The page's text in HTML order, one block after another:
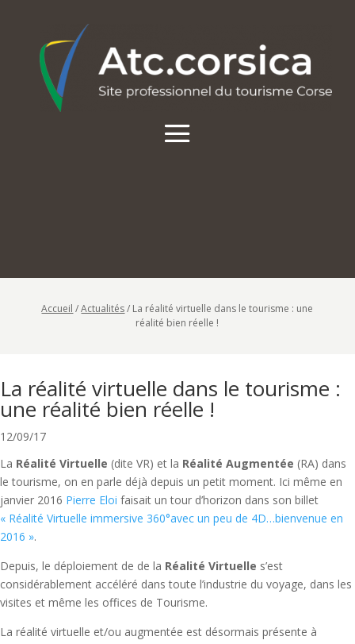
Accueil /Actualités/ La réalité virtuelle dans le tourisme : une
réalité bien réelle !
La réalité virtuelle dans le tourisme :
une réalité bien réelle !
12/09/17
La Réalité Virtuelle (dite VR) et la Réalité Augmentée (RA) dans
le tourisme, on en parle déjà depuis un petit moment. Ici même en
janvier 2016 Pierre Eloi faisait un tour d’horizon dans son billet
« Réalité Virtuelle immersive 360°avec un peu de 4D…bienvenue en
2016 ».
Depuis, le déploiement de de la Réalité Virtuelle s’est
considérablement accéléré dans toute l’industrie du voyage, dans les
visites et même les offices de Tourisme.
La réalité virtuelle et/ou augmentée est désormais présente à